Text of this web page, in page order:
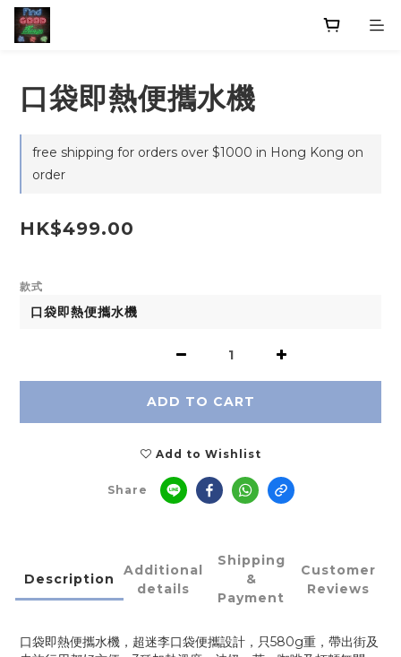
口袋即熱便攜水機
free shipping for orders over $1000 in Hong Kong on
order
HK$499.00
款式
ADD TO CART
Add to Wishlist
Share
Description
Additional
details
Shipping
&
Payment
Customer
Reviews
口袋即熱便攜水機，超迷李口袋便攜設計，只580g重，帶出街及